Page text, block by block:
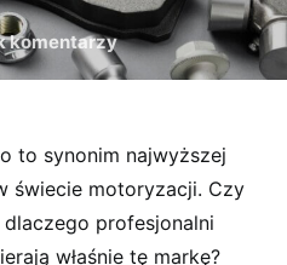
komentarzy
to synonim najwyższej
świecie motoryzacji. Czy
dlaczego profesjonalni
właśnie tę markę?